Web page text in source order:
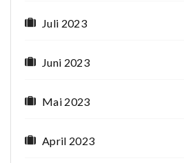
Juli 2023
Juni 2023
Mai 2023
April 2023